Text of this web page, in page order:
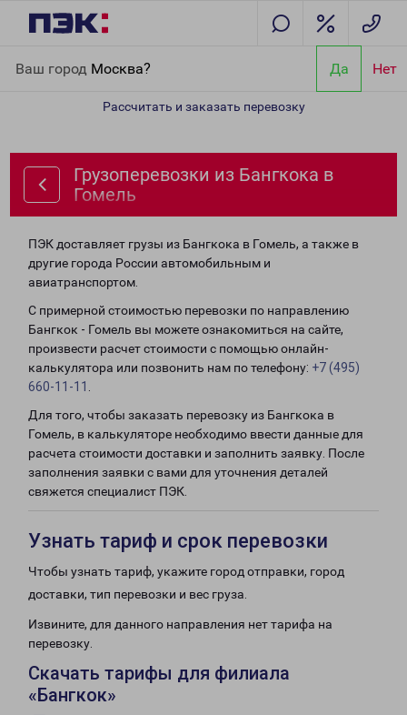
Ваш город Москва? Да Нет
Рассчитать и заказать перевозку
Грузоперевозки из Бангкока в
Гомель
ПЭК доставляет грузы из Бангкока в Гомель, а также в
другие города России автомобильным и
авиатранспортом.
С примерной стоимостью перевозки по направлению
Бангкок - Гомель вы можете ознакомиться на сайте,
произвести расчет стоимости с помощью онлайн-
калькулятора или позвонить нам по телефону: +7 (495)
660-11-11
Для того, чтобы заказать перевозку из Бангкока в
Гомель, в калькуляторе необходимо ввести данные для
расчета стоимости доставки и заполнить заявку. После
заполнения заявки с вами для уточнения деталей
свяжется специалист ПЭК.
Узнать тариф и срок перевозки
Чтобы узнать тариф, укажите город отправки, город
доставки, тип перевозки и вес груза.
Извините, для данного направления нет тарифа на
перевозку.
Скачать тарифы для филиала
«Бангкок»